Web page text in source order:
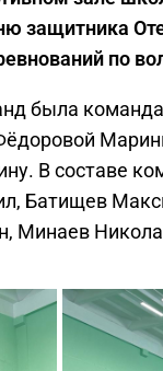
защитника
по
была
В составе
Батищев
Минаев